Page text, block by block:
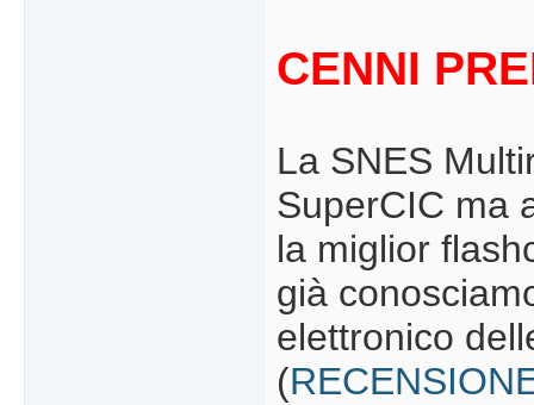
CENNI
La SNES
SuperCIC ma
la miglior
già
elettronico
(